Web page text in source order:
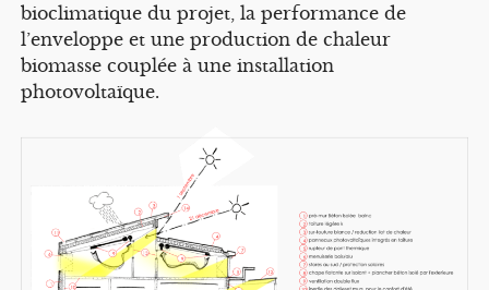
bioclimatique du projet, la performance de
l’enveloppe et une production de chaleur
biomasse couplée à une installation
photovoltaïque.